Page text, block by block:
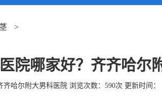
>
院哪家好？齐齐哈尔
齐哈尔附大男科医院浏览次数： 590次 更新时间：